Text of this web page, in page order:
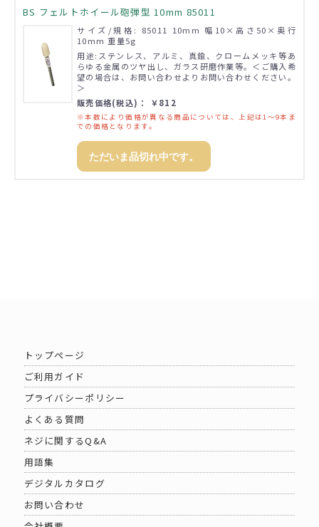
BS フェルトホイール砲弾型 10mm 85011
サイズ/規格: 85011 10mm 幅10×高さ50×奥行
10mm 重量5g
用途:ステンレス、アルミ、真鍮、クロームメッキ等あ
らゆる金属のツヤ出し、ガラス研磨作業等。＜ご購入希
望の場合は、お問い合わせよりお問い合わせください。
＞
販売価格(税込)： ￥812
※本数により価格が異なる商品については、上記は1～9本ま
での価格となります。
ただいま品切れ中です。
トップページ
ご利用ガイド
プライバシーポリシー
よくある質問
ネジに関するQ&A
用語集
デジタルカタログ
お問い合わせ